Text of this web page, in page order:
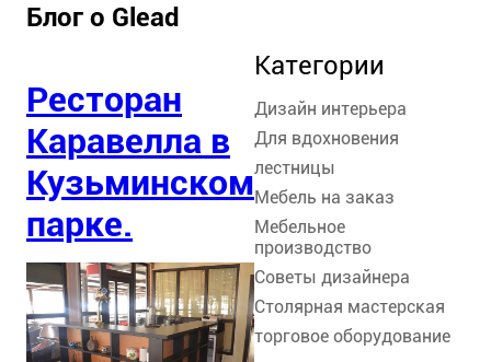
Блог о Glead
Ресторан
Каравелла в
Кузьминском
парке.
Категории
Дизайн интерьера
Для вдохновения
лестницы
Мебель на заказ
Мебельное
производство
Советы дизайнера
Столярная мастерская
торговое оборудование